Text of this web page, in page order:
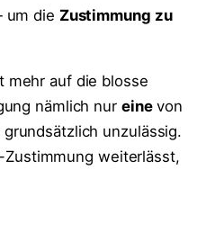
um die Zustimmung zu
mehr auf die blosse
nämlich nur einevon
grundsätzlich unzulässig.
weiterlässt,